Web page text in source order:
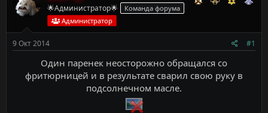
р
м
ы
н
а
ч
л
а
🌟Администратор🌟
Команда форума
Администратор
9 Окт 2014 #1
Один паренек неосторожно обращался со
фритюрницей и в результате сварил свою руку в
подсолнечном масле.